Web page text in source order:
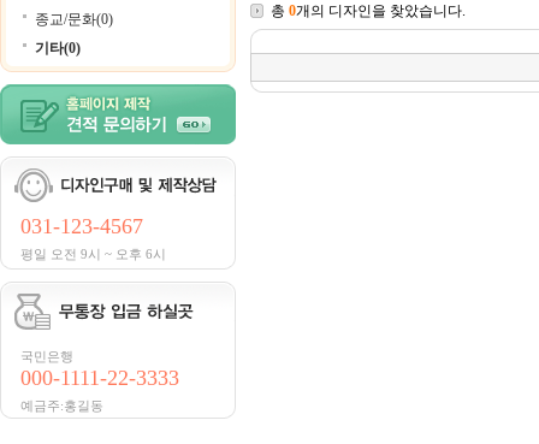
종교/문화(0)
기타(0)
031-123-4567
평일 오전 9시 ~ 오후 6시
국민은행
000-1111-22-3333
예금주:홍길동
총 0개의 디자인을 찾았습니다.